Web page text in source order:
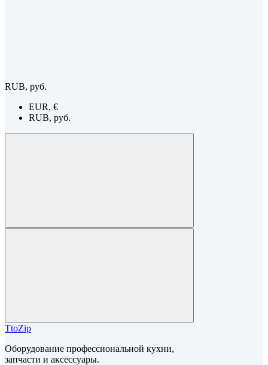
RUB, руб.
EUR, €
RUB, руб.
TtoZip
Оборудование профессиональной кухни,
запчасти и аксессуары.